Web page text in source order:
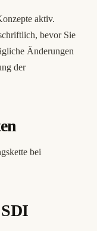
aktiv.
bevor Sie
Änderungen
der
bei